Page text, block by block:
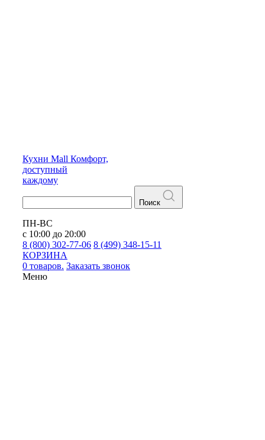
Кухни Mall Комфорт,
доступный
каждому
Поиск
ПН-ВС
с 10:00 до 20:00
8 (800) 302-77-06 8 (499) 348-15-11
КОРЗИНА
0 товаров. Заказать звонок
Меню